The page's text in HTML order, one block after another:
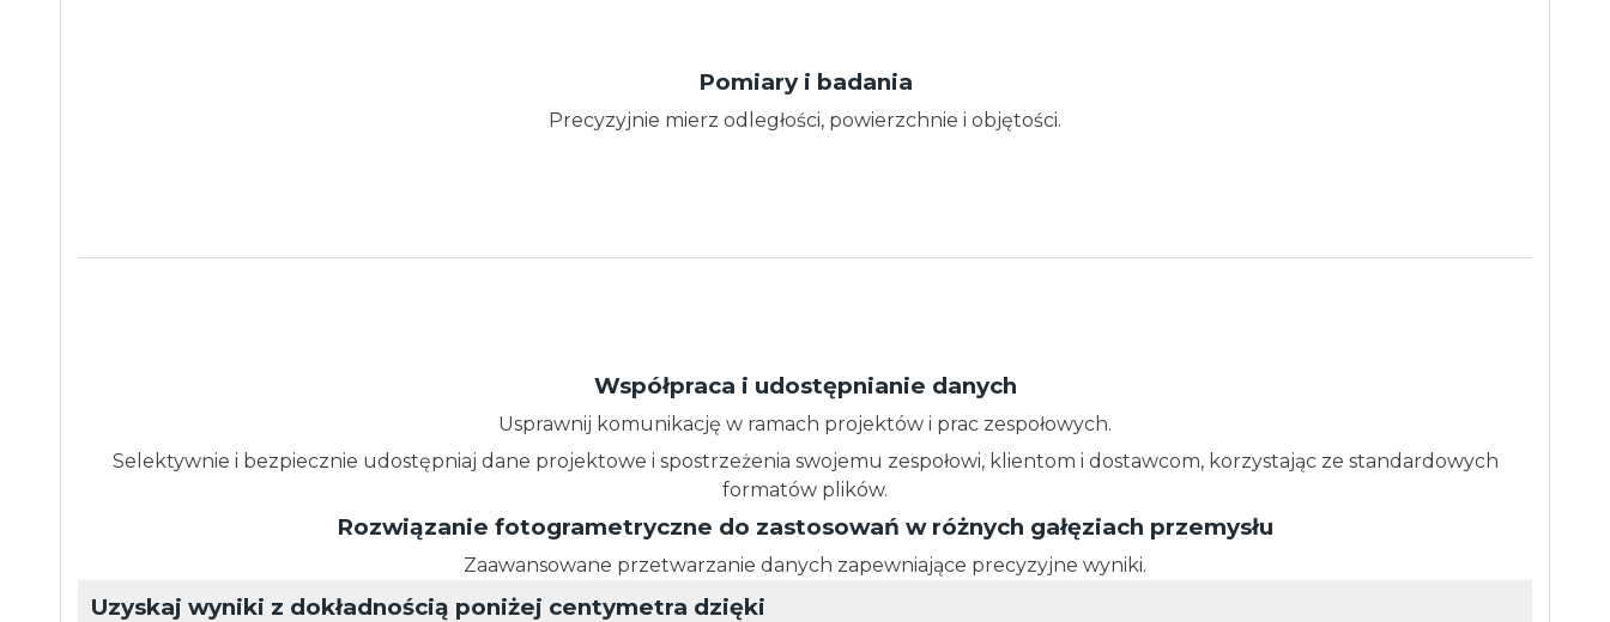
Pomiary i badania
Precyzyjnie mierz odległości, powierzchnie i objętości.
Współpraca i udostępnianie danych
Usprawnij komunikację w ramach projektów i prac zespołowych.
Selektywnie i bezpiecznie udostępniaj dane projektowe i spostrzeżenia swojemu zespołowi, klientom i dostawcom, korzystając ze standardowych
formatów plików.
Rozwiązanie fotogrametryczne do zastosowań w różnych gałęziach przemysłu
Zaawansowane przetwarzanie danych zapewniające precyzyjne wyniki.
Uzyskaj wyniki z dokładnością poniżej centymetra dzięki